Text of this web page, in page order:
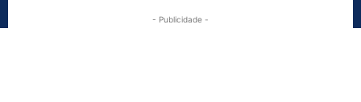
- Publicidade -